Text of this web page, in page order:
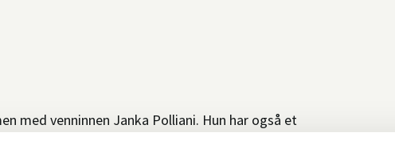
med venninnen Janka Polliani. Hun har også et
da det var dags å totalrenovere badet i parets